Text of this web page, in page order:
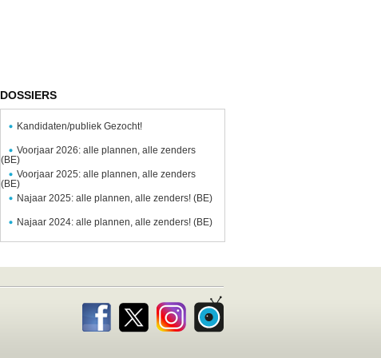
DOSSIERS
Kandidaten/publiek Gezocht!
Voorjaar 2026: alle plannen, alle zenders
(BE)
Voorjaar 2025: alle plannen, alle zenders
(BE)
Najaar 2025: alle plannen, alle zenders! (BE)
Najaar 2024: alle plannen, alle zenders! (BE)